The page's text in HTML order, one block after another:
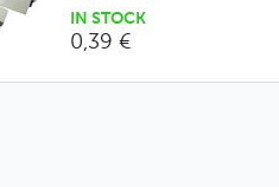
IN STOCK
0,39 €